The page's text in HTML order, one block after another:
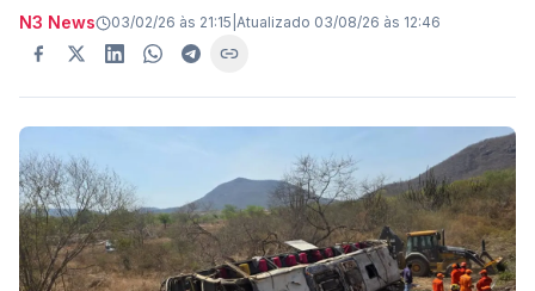
N3 News 03/02/26 às 21:15 Atualizado 03/08/26 às 12:46